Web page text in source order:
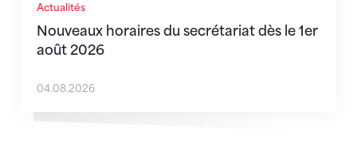
Actualités
Nouveaux horaires du secrétariat dès le 1er
août 2026
04.08.2026